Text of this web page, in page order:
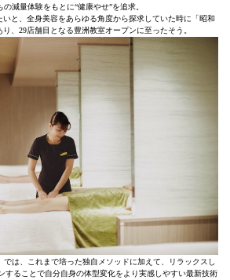
の減量体験をもとに“健康やせ”を追求。
と、全身美容をあらゆる角度から探求していた時に「昭和
、29店舗目となる豊洲教室オープンに至ったそう。
では、これまで培った独自メソッドに加えて、リラックスし
することで自分自身の体型変化をより実感しやすい最新技術